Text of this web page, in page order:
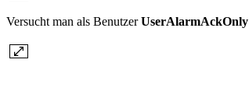
Versucht man als BenutzerUserAlarmAckOnly